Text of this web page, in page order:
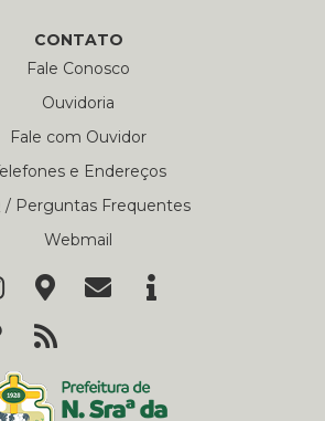
CONTATO
Fale Conosco
Ouvidoria
Fale com Ouvidor
e Endereços
/ Perguntas Frequentes
Webmail